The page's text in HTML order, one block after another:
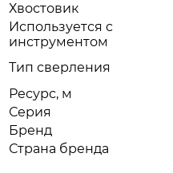
Хвостовик
Используется c
инструментом
Тип сверления
Ресурс, м
Серия
Бренд
Страна бренда